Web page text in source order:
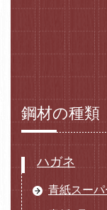
鋼材の種類
ハガネ
青紙スーパ